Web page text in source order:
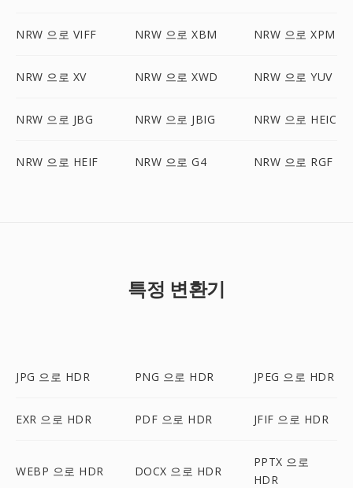
NRW 으로 VIFF NRW 으로 XBM NRW 으로 XPM
NRW 으로 XV NRW 으로 XWD NRW 으로 YUV
NRW 으로 JBG NRW 으로 JBIG NRW 으로 HEIC
NRW 으로 HEIF NRW 으로 G4 NRW 으로 RGF
특정 변환기
JPG 으로 HDR PNG 으로 HDR JPEG 으로 HDR
EXR 으로 HDR PDF 으로 HDR JFIF 으로 HDR
WEBP 으로 HDR DOCX 으로 HDR
PPTX 으로
HDR